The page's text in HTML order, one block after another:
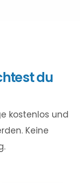
du
kostenlos und
Keine